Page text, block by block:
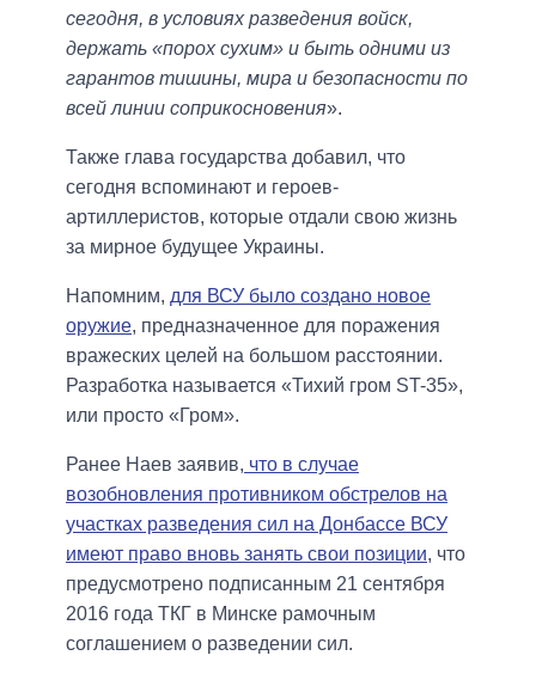
сегодня, в условиях разведения войск,
держать «порох сухим» и быть одними из
гарантов тишины, мира и безопасности по
всей линии соприкосновения».
Также глава государства добавил, что
сегодня вспоминают и героев-
артиллеристов, которые отдали свою жизнь
за мирное будущее Украины.
Напомним, для ВСУ было создано новое
оружие, предназначенное для поражения
вражеских целей на большом расстоянии.
Разработка называется «Тихий гром ST-35»,
или просто «Гром».
Ранее Наев заявив, что в случае
возобновления противником обстрелов на
участках разведения сил на Донбассе ВСУ
имеют право вновь занять свои позиции, что
предусмотрено подписанным 21 сентября
2016 года ТКГ в Минске рамочным
соглашением о разведении сил.